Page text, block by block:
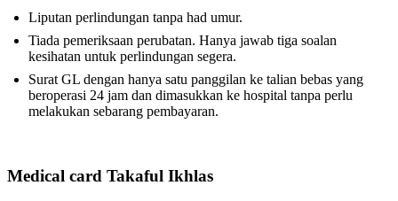
Liputan perlindungan tanpa had umur.
Tiada pemeriksaan perubatan. Hanya jawab tiga soalan
kesihatan untuk perlindungan segera.
Surat GL dengan hanya satu panggilan ke talian bebas yang
beroperasi 24 jam dan dimasukkan ke hospital tanpa perlu
melakukan sebarang pembayaran.
Medical card Takaful Ikhlas